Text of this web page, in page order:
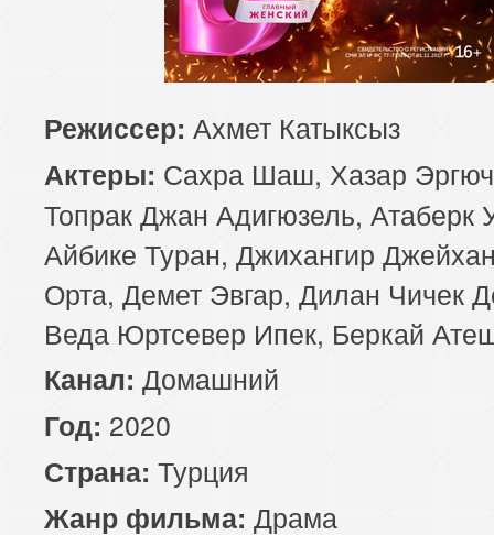
82 серия
83 серия
86 серия
87 серия
Режиссер: Ахмет Катыксыз
Актеры: Сахра Шаш, Хазар
Топрак Джан Адигюзель, Атаберк
Айбике Туран, Джихангир
Орта, Демет Эвгар, Дилан Чичек
Веда Юртсевер Ипек, Беркай
Канал: Домашний
Год: 2020
Страна: Турция
Жанр фильма: Драма